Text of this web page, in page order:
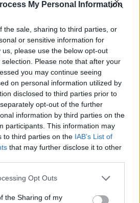
My Personal Information
the sale, sharing to third parties, or
or sensitive information for
please use the below opt-out
Please note that after your
you may continue seeing
on personal information utilized by
disclosed to third parties prior to
opt-out of the further
information by third parties on the
participants. This information may
to third parties on the IAB’s List of
that may further disclose it to other
app uses one or more Google
usage behaviour. You may click to
Opt Outs
the Sharing of my
και ανέβηκαν στο 13-17.
πόντους και 5/10 τρίποντα
των νικητών, με τον Κέιντ
20 πόντους και 10 ασίστ
18 πόντους.